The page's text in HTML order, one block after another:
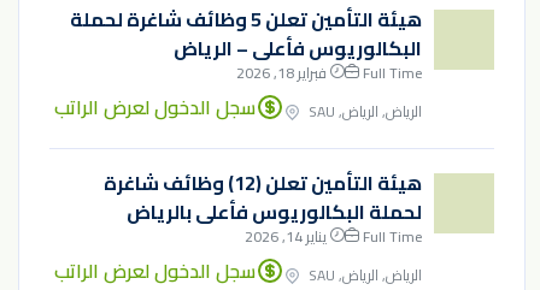
هيئة التأمين تعلن 5 وظائف شاغرة لحملة
البكالوريوس فأعلى – الرياض
Full Time
فبراير 18, 2026
الرياض, الرياض, SAU
سجل الدخول لعرض الراتب
هيئة التأمين تعلن (12) وظائف شاغرة
لحملة البكالوريوس فأعلى بالرياض
Full Time
يناير 14, 2026
الرياض, الرياض, SAU
سجل الدخول لعرض الراتب